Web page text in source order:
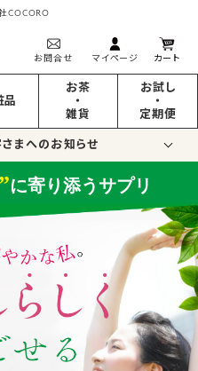
COCORO
お問合せ マイページ カート
品
お茶
・
雑貨
お試し
・
定期便
まへのお知らせ
に寄り添うサプリ